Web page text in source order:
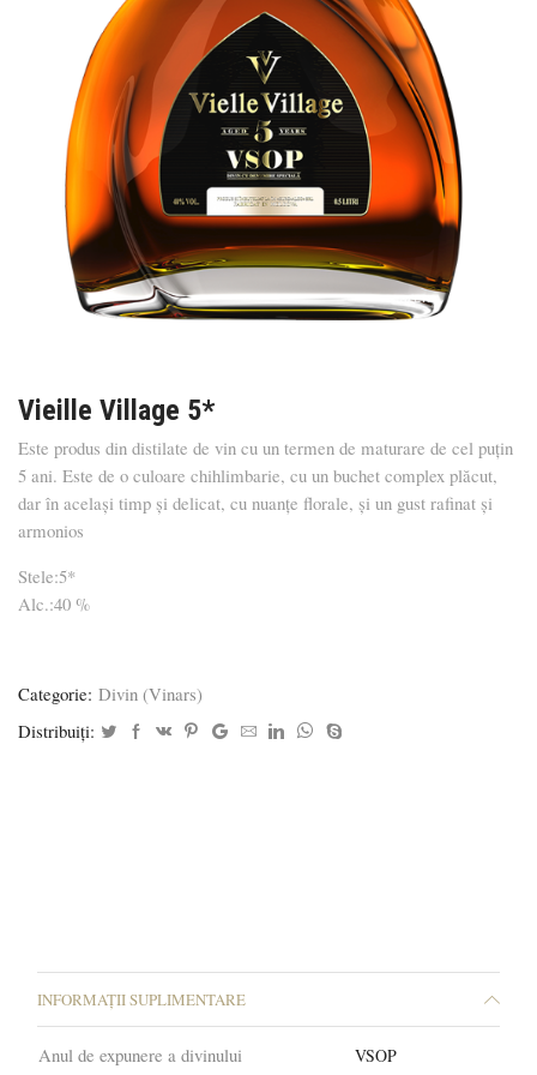
Vieille Village 5*
Este produs din distilate de vin cu un termen de maturare de cel puțin
5 ani. Este de o culoare chihlimbarie, cu un buchet complex plăcut,
dar în același timp și delicat, cu nuanțe florale, și un gust rafinat și
armonios
Stele:5*
Alc.:40 %
Categorie: Divin (Vinars)
Distribuiți:
INFORMAȚII SUPLIMENTARE
Anul de expunere a divinului VSOP